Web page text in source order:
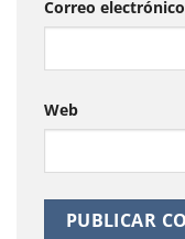
Correo electrónico
Web